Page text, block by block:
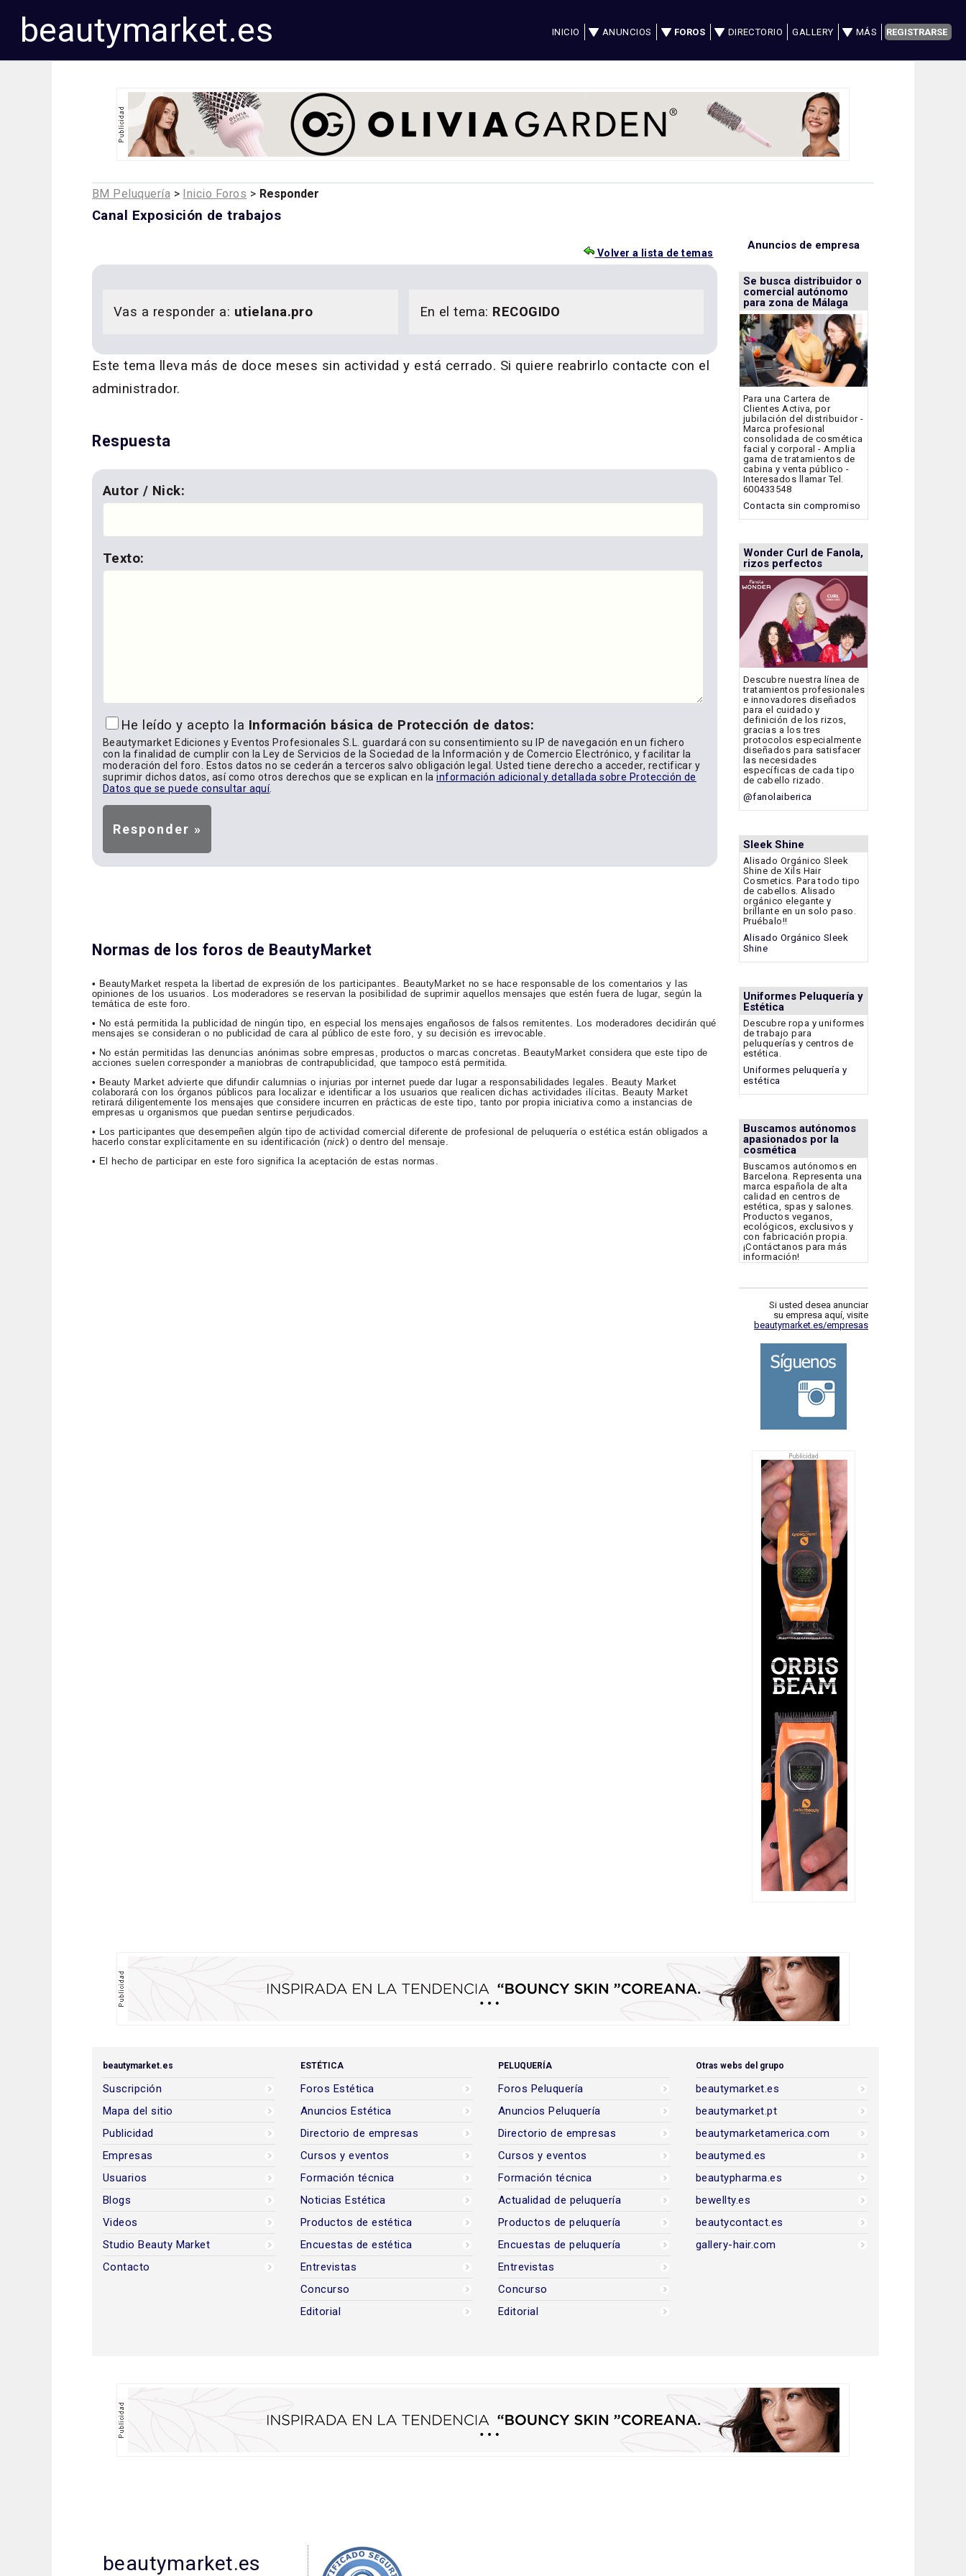
beautymarket.es INICIO ANUNCIOS FOROS DIRECTORIO GALLERY MÁS REGISTRARSE
BM Peluquería > Inicio Foros > Responder
Canal Exposición de trabajos
Volver a lista de temas
Vas a responder a: utielana.pro En el tema: RECOGIDO
Este tema lleva más de doce meses sin actividad y está cerrado. Si quiere reabrirlo contacte con el
administrador.
Respuesta
Autor / Nick:
Texto:
He leído y acepto la Información básica de Protección de datos:
Beautymarket Ediciones y Eventos Profesionales S.L. guardará con su consentimiento su IP de navegación en un fichero
con la finalidad de cumplir con la Ley de Servicios de la Sociedad de la Información y de Comercio Electrónico, y facilitar la
moderación del foro. Estos datos no se cederán a terceros salvo obligación legal. Usted tiene derecho a acceder, rectificar y
suprimir dichos datos, así como otros derechos que se explican en lainformación adicional y detallada sobre Protección de
Datos que se puede consultar aquí.
Normas de los foros de BeautyMarket
• BeautyMarket respeta la libertad de expresión de los participantes. BeautyMarket no se hace responsable de los comentarios y las
opiniones de los usuarios. Los moderadores se reservan la posibilidad de suprimir aquellos mensajes que estén fuera de lugar, según la
temática de este foro.
• No está permitida la publicidad de ningún tipo, en especial los mensajes engañosos de falsos remitentes. Los moderadores decidirán qué
mensajes se consideran o no publicidad de cara al público de este foro, y su decisión es irrevocable.
• No están permitidas las denuncias anónimas sobre empresas, productos o marcas concretas. BeautyMarket considera que este tipo de
acciones suelen corresponder a maniobras de contrapublicidad, que tampoco está permitida.
• Beauty Market advierte que difundir calumnias o injurias por internet puede dar lugar a responsabilidades legales. Beauty Market
colaborará con los órganos públicos para localizar e identificar a los usuarios que realicen dichas actividades ilícitas. Beauty Market
retirará diligentemente los mensajes que considere incurren en prácticas de este tipo, tanto por propia iniciativa como a instancias de
empresas u organismos que puedan sentirse perjudicados.
• Los participantes que desempeñen algún tipo de actividad comercial diferente de profesional de peluquería o estética están obligados a
hacerlo constar explícitamente en su identificación (nick) o dentro del mensaje.
• El hecho de participar en este foro significa la aceptación de estas normas.
Anuncios de empresa
Se busca distribuidor o
comercial autónomo
para zona de Málaga
Para una Cartera de
Clientes Activa, por
jubilación del distribuidor -
Marca profesional
consolidada de cosmética
facial y corporal - Amplia
gama de tratamientos de
cabina y venta público -
Interesados llamar Tel.
600433548
Contacta sin compromiso
Wonder Curl de Fanola,
rizos perfectos
Descubre nuestra línea de
tratamientos profesionales
e innovadores diseñados
para el cuidado y
definición de los rizos,
gracias a los tres
protocolos especialmente
diseñados para satisfacer
las necesidades
específicas de cada tipo
de cabello rizado.
@fanolaiberica
Sleek Shine
Alisado Orgánico Sleek
Shine de Xils Hair
Cosmetics. Para todo tipo
de cabellos. Alisado
orgánico elegante y
brillante en un solo paso.
Pruébalo!!
Alisado Orgánico Sleek
Shine
Uniformes Peluquería y
Estética
Descubre ropa y uniformes
de trabajo para
peluquerías y centros de
estética.
Uniformes peluquería y
estética
Buscamos autónomos
apasionados por la
cosmética
Buscamos autónomos en
Barcelona. Representa una
marca española de alta
calidad en centros de
estética, spas y salones.
Productos veganos,
ecológicos, exclusivos y
con fabricación propia.
¡Contáctanos para más
información!
Si usted desea anunciar
su empresa aquí, visite
beautymarket.es/empresas
beautymarket.es
Suscripción
Mapa del sitio
Publicidad
Empresas
Usuarios
Blogs
Videos
Studio Beauty Market
Contacto
ESTÉTICA
Foros Estética
Anuncios Estética
Directorio de empresas
Cursos y eventos
Formación técnica
Noticias Estética
Productos de estética
Encuestas de estética
Entrevistas
Concurso
Editorial
PELUQUERÍA
Foros Peluquería
Anuncios Peluquería
Directorio de empresas
Cursos y eventos
Formación técnica
Actualidad de peluquería
Productos de peluquería
Encuestas de peluquería
Entrevistas
Concurso
Editorial
Otras webs del grupo
beautymarket.es
beautymarket.pt
beautymarketamerica.com
beautymed.es
beautypharma.es
bewellty.es
beautycontact.es
gallery-hair.com
beautymarket.es